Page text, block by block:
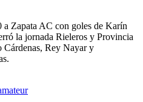
Zapata AC con goles de Karín
la jornada Rieleros y Provincia
Cárdenas, Rey Nayar y